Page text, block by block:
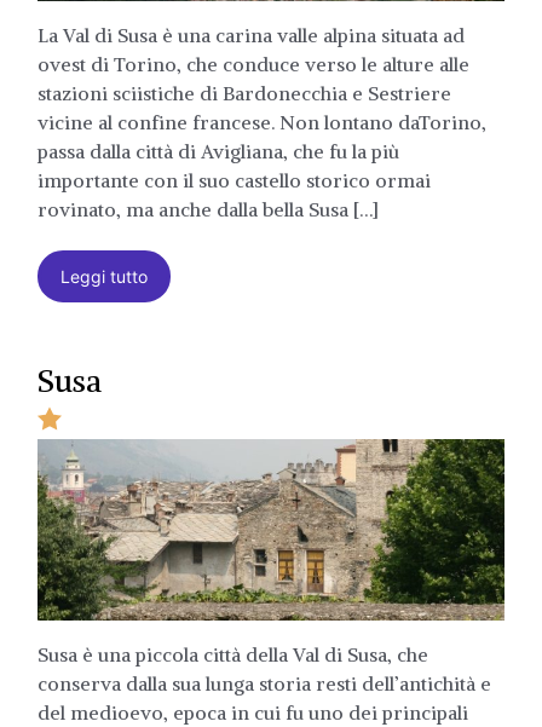
La Val di Susa è una carina valle alpina situata ad
ovest di Torino, che conduce verso le alture alle
stazioni sciistiche di Bardonecchia e Sestriere
vicine al confine francese. Non lontano daTorino,
passa dalla città di Avigliana, che fu la più
importante con il suo castello storico ormai
rovinato, ma anche dalla bella Susa […]
Leggi tutto
Susa
Susa è una piccola città della Val di Susa, che
conserva dalla sua lunga storia resti dell’antichità e
del medioevo, epoca in cui fu uno dei principali